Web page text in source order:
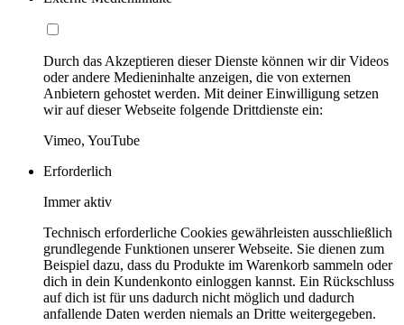
Durch das Akzeptieren dieser Dienste können wir dir Videos
oder andere Medieninhalte anzeigen, die von externen
Anbietern gehostet werden. Mit deiner Einwilligung setzen
wir auf dieser Webseite folgende Drittdienste ein:
Vimeo, YouTube
Erforderlich
Immer aktiv
Technisch erforderliche Cookies gewährleisten ausschließlich
grundlegende Funktionen unserer Webseite. Sie dienen zum
Beispiel dazu, dass du Produkte im Warenkorb sammeln oder
dich in dein Kundenkonto einloggen kannst. Ein Rückschluss
auf dich ist für uns dadurch nicht möglich und dadurch
anfallende Daten werden niemals an Dritte weitergegeben.